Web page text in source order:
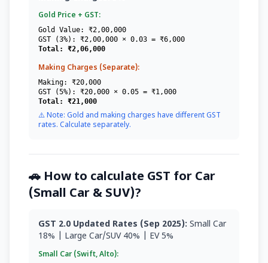
Gold Price + GST:
Gold Value: ₹2,00,000
GST (3%): ₹2,00,000 × 0.03 = ₹6,000
Total: ₹2,06,000
Making Charges (Separate):
Making: ₹20,000
GST (5%): ₹20,000 × 0.05 = ₹1,000
Total: ₹21,000
⚠️ Note: Gold and making charges have different GST
rates. Calculate separately.
🚗 How to calculate GST for Car
(Small Car & SUV)?
GST 2.0 Updated Rates (Sep 2025): Small Car
18% | Large Car/SUV 40% | EV 5%
Small Car (Swift, Alto):